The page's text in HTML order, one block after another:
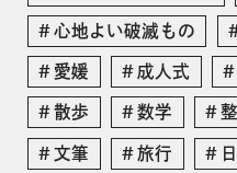
心地よい破滅もの
愛媛 成人式
散歩 数学
文筆 旅行